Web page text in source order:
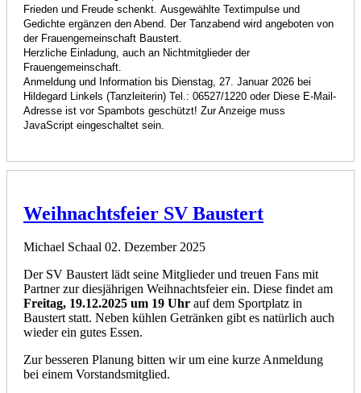
Frieden und Freude schenkt. Ausgewählte Textimpulse und
Gedichte ergänzen den Abend. Der Tanzabend wird angeboten von
der Frauengemeinschaft Baustert.
Herzliche Einladung, auch an Nichtmitglieder der
Frauengemeinschaft.
Anmeldung und Information bis Dienstag, 27. Januar 2026 bei
Hildegard Linkels (Tanzleiterin) Tel.: 06527/1220 oder Diese E-Mail-
Adresse ist vor Spambots geschützt! Zur Anzeige muss
JavaScript eingeschaltet sein.
Weihnachtsfeier SV Baustert
Michael Schaal 02. Dezember 2025
Der SV Baustert lädt seine Mitglieder und treuen Fans mit
Partner zur diesjährigen Weihnachtsfeier ein. Diese findet am
Freitag, 19.12.2025 um 19 Uhr auf dem Sportplatz in
Baustert statt. Neben kühlen Getränken gibt es natürlich auch
wieder ein gutes Essen.
Zur besseren Planung bitten wir um eine kurze Anmeldung
bei einem Vorstandsmitglied.